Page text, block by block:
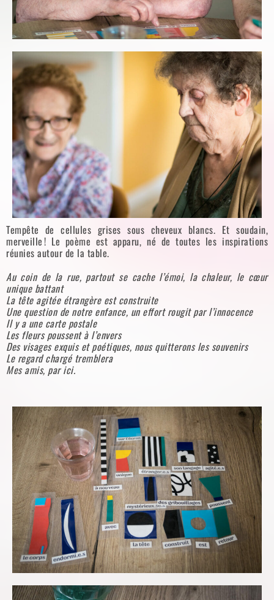
Tempête de cellules grises sous cheveux blancs. Et soudain,
merveille ! Le poème est apparu, né de toutes les inspirations
réunies autour de la table.
Au coin de la rue, partout se cache l’émoi, la chaleur, le cœur
unique battant
La tête agitée étrangère est construite
Une question de notre enfance, un effort rougit par l’innocence
Il y a une carte postale
Les fleurs poussent à l’envers
Des visages exquis et poétiques, nous quitterons les souvenirs
Le regard chargé tremblera
Mes amis, par ici.